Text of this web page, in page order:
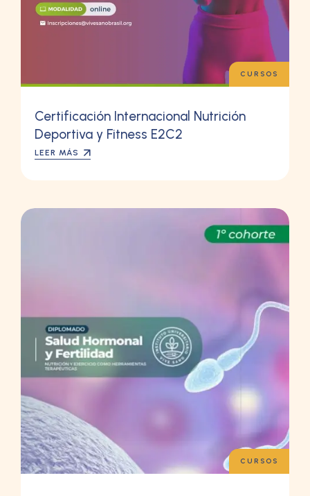
CURSOS
Certificación Internacional Nutrición
Deportiva y Fitness E2C2
LEER MÁS
CURSOS